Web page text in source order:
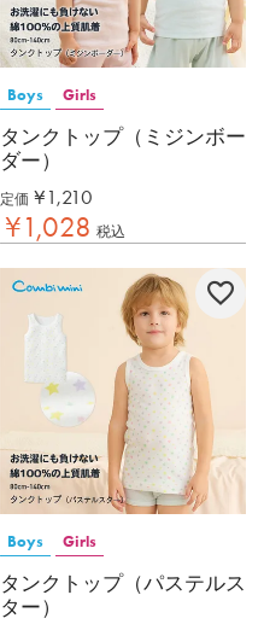
Boys Girls
タンクトップ（ミジンボー
ダー）
定価 ¥ 1,210
¥1,028 税込
Boys Girls
タンクトップ（パステルス
ター）